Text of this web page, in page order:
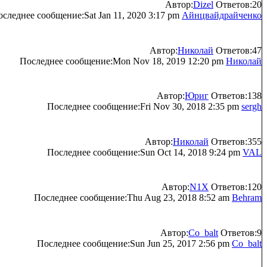
Автор:Dizel Ответов:20
сообщение:Sat Jan 11, 2020 3:17 pm Айнцвайдрайченко
Автор:Николай Ответов:47
Последнее сообщение:Mon Nov 18, 2019 12:20 pm Николай
Автор:Юриг Ответов:138
Последнее сообщение:Fri Nov 30, 2018 2:35 pm sergh
Автор:Николай Ответов:355
Последнее сообщение:Sun Oct 14, 2018 9:24 pm VAL
Автор:N1X Ответов:120
Последнее сообщение:Thu Aug 23, 2018 8:52 am Behram
Автор:Co_balt Ответов:9
Последнее сообщение:Sun Jun 25, 2017 2:56 pm Co_balt